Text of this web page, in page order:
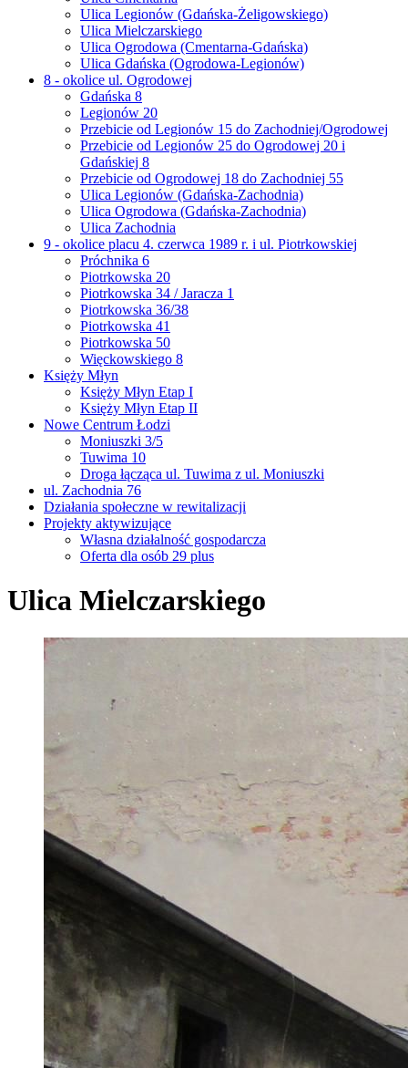
Ulica Legionów (Gdańska-Żeligowskiego)
Ulica Mielczarskiego
Ulica Ogrodowa (Cmentarna-Gdańska)
Ulica Gdańska (Ogrodowa-Legionów)
8 - okolice ul. Ogrodowej
Gdańska 8
Legionów 20
Przebicie od Legionów 15 do Zachodniej/Ogrodowej
Przebicie od Legionów 25 do Ogrodowej 20 i
Gdańskiej 8
Przebicie od Ogrodowej 18 do Zachodniej 55
Ulica Legionów (Gdańska-Zachodnia)
Ulica Ogrodowa (Gdańska-Zachodnia)
Ulica Zachodnia
9 - okolice placu 4. czerwca 1989 r. i ul. Piotrkowskiej
Próchnika 6
Piotrkowska 20
Piotrkowska 34 / Jaracza 1
Piotrkowska 36/38
Piotrkowska 41
Piotrkowska 50
Więckowskiego 8
Księży Młyn
Księży Młyn Etap I
Księży Młyn Etap II
Nowe Centrum Łodzi
Moniuszki 3/5
Tuwima 10
Droga łącząca ul. Tuwima z ul. Moniuszki
ul. Zachodnia 76
Działania społeczne w rewitalizacji
Projekty aktywizujące
Własna działalność gospodarcza
Oferta dla osób 29 plus
Ulica Mielczarskiego